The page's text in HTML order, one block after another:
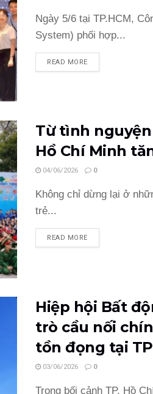
Ngày 5/6 tại TP.HCM,
System) phối hợp...
READ MORE
Từ tình
Hồ Chí Minh
04/06/2026 0
Không chỉ dừng lại ở
trẻ...
READ MORE
Hiệp hội Bất
trò cầu nối
tồn đọng tại
03/06/2026 0
Trong bối cảnh TP. Hồ